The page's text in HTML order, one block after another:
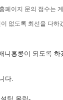
페이지 문의 접수는
없도록 최선을 다하
니홍콩이 되도록 하
다.